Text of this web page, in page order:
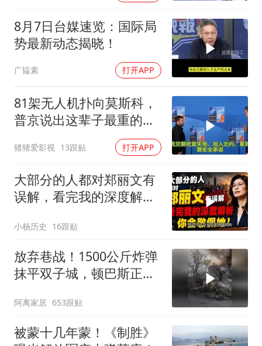
8月7日台媒速览：国际局
势最新动态揭晓！
广韫素 打开APP
81架无人机扑向莫斯科，
普京说出这辈子最重的一
猪猪爱影视 13跟贴 打开APP
大部分的人都对郑丽文有
误解，看完我的深度解析
小杨历史 16跟贴
放弃巷战！1500公斤炸弹
抹平双子城，顿巴斯正变
阿离家居 653跟贴
被蒙十几年蒙！《制胜》